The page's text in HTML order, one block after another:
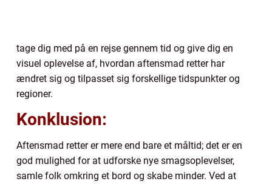
tage dig med på en rejse gennem tid og give dig en
visuel oplevelse af, hvordan aftensmad retter har
ændret sig og tilpasset sig forskellige tidspunkter og
regioner.
Konklusion:
Aftensmad retter er mere end bare et måltid; det er en
god mulighed for at udforske nye smagsoplevelser,
samle folk omkring et bord og skabe minder. Ved at